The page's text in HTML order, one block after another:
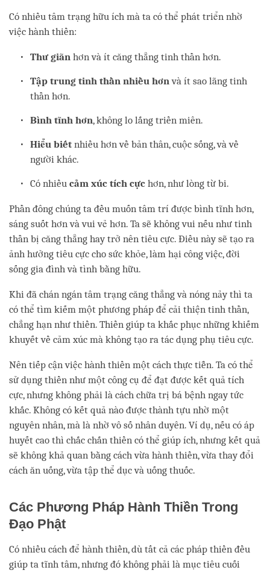
Có nhiều tâm trạng hữu ích mà ta có thể phát triển nhờ
việc hành thiền:
Thư giãn hơn và ít căng thẳng tinh thần hơn.
Tập trung tinh thần nhiều hơnvà ít sao lãng tinh
thần hơn.
Bình tĩnh hơn, không lo lắng triền miên.
Hiểu biếtnhiều hơn về bản thân, cuộc sống, và về
người khác.
Có nhiềucảm xúc tích cực hơn, như lòng từ bi.
Phần đông chúng ta đều muốn tâm trí được bình tĩnh hơn,
sáng suốt hơn và vui vẻ hơn. Ta sẽ không vui nếu như tinh
thần bị căng thẳng hay trở nên tiêu cực. Điều này sẽ tạo ra
ảnh hưởng tiêu cực cho sức khỏe, làm hại công việc, đời
sống gia đình và tình bằng hữu.
Khi đã chán ngán tâm trạng căng thẳng và nóng nảy thì ta
có thể tìm kiếm một phương pháp để cải thiện tinh thần,
chẳng hạn như thiền. Thiền giúp ta khắc phục những khiếm
khuyết về cảm xúc mà không tạo ra tác dụng phụ tiêu cực.
Nên tiếp cận việc hành thiền một cách thực tiễn. Ta có thể
sử dụng thiền như một công cụ để đạt được kết quả tích
cực, nhưng không phải là cách chữa trị bá bệnh ngay tức
khắc. Không có kết quả nào được thành tựu nhờ một
nguyên nhân, mà là nhờ vô số nhân duyên. Ví dụ, nếu có áp
huyết cao thì chắc chắn thiền có thể giúp ích, nhưng kết quả
sẽ không khả quan bằng cách vừa hành thiền, vừa thay đổi
cách ăn uống, vừa tập thể dục và uống thuốc.
Các Phương Pháp Hành Thiền Trong
Đạo Phật
Có nhiều cách để hành thiền, dù tất cả các pháp thiền đều
giúp ta tĩnh tâm, nhưng đó không phải là mục tiêu cuối